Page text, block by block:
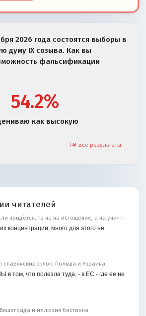
2026 года состоятся выборы в
думу IX созыва. Как вы
фальсификации
54.2%
как высокую
все результаты
читателей
придётся, то не на истощение, а на уничтожение
концентрации, много для этого не
славянских склок: Польша и Украина
том, что полезла туда, - в ЕС - где ее не
и иллюзия бастиона